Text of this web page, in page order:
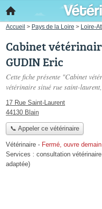
Accueil > Pays de la Loire > Loire-
Cabinet
GUDIN Eric
Cette fiche présente "Cabinet
vétérinaire situé rue saint-laurent
17 Rue Saint-Laurent
44130 Blain
📞 Appeler ce vétérinaire
Vétérinaire - Fermé, ouvre
Services : consultation vétérinaire
adaptée)